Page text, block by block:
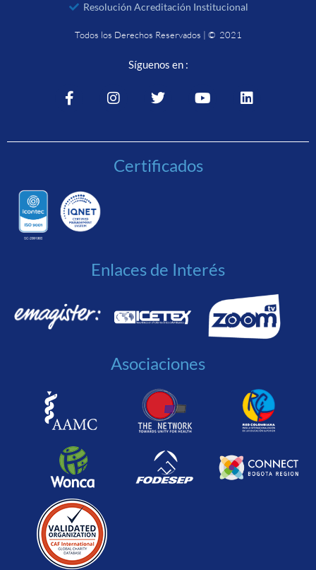
Resolución Acreditación Institucional
Todos los Derechos Reservados | © 2021
Síguenos en :
Certificados
Enlaces de Interés
Asociaciones